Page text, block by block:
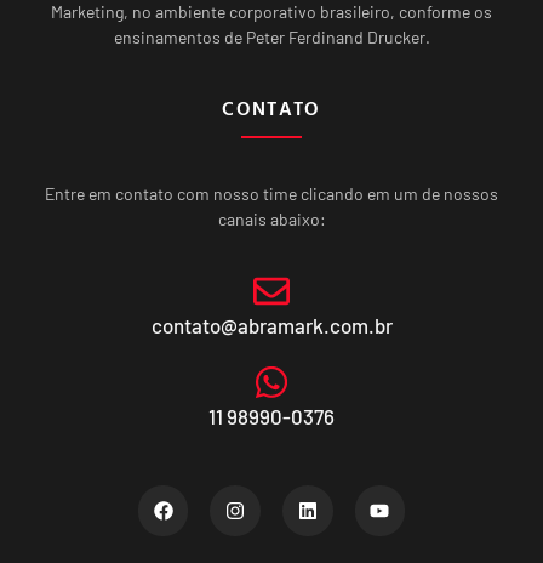
Marketing, no ambiente corporativo brasileiro, conforme os
ensinamentos de Peter Ferdinand Drucker.
CONTATO
Entre em contato com nosso time clicando em um de nossos
canais abaixo:
contato@abramark.com.br
11 98990-0376